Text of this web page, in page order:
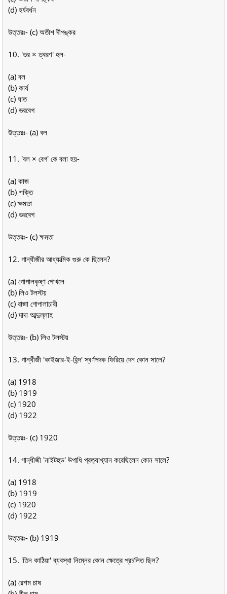
(d) হর্ষবর্ধন
উত্তরঃ- (c) অতীশ দীপঙ্কর
10. 'ভর × ত্বরণ' হল-
(a) বল
(b) কার্য
(c) ঘাত
(d) ভরবেগ
উত্তরঃ- (a) বল
11. 'বল × বেগ' কে বলা হয়-
(a) কাজ
(b) শক্তি
(c) ক্ষমতা
(d) ভরবেগ
উত্তরঃ- (c) ক্ষমতা
12. গান্ধীজীর আধ্যাত্মিক গুরু কে ছিলেন?
(a) গোপালকৃষ্ণ গোখলে
(b) লিও টলস্টয়
(c) রাজা গোপালাচারী
(d) দাদা আব্দুল্লাহ
উত্তরঃ- (b) লিও টলস্টয়
13. গান্ধীজী 'কাইজার-ই-হিন্দ' স্বর্ণপদক ফিরিয়ে দেন কোন সালে?
(a) 1918
(b) 1919
(c) 1920
(d) 1922
উত্তরঃ- (c) 1920
14. গান্ধীজী 'নাইটহুড' উপাধি প্রত্যাখ্যান করেছিলেন কোন সালে?
(a) 1918
(b) 1919
(c) 1920
(d) 1922
উত্তরঃ- (b) 1919
15. 'তিন কাঠিয়া' ব্যবস্থা নিম্নের কোন ক্ষেত্রে প্রচলিত ছিল?
(a) রেশম চাষ